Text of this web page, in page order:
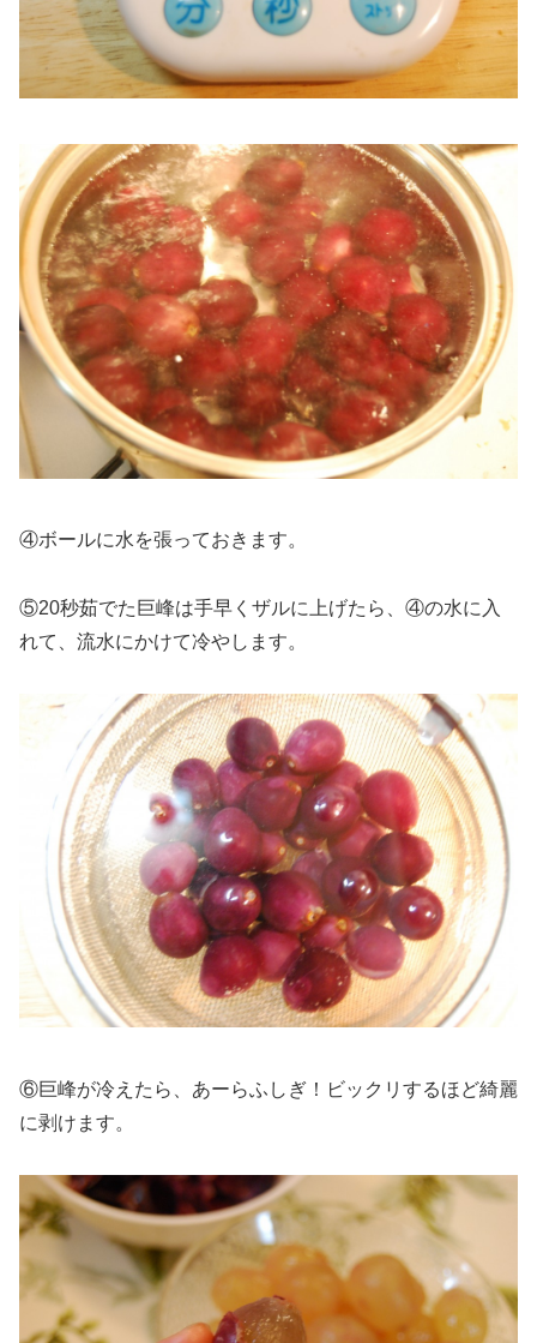
④ボールに水を張っておきます。
⑤20秒茹でた巨峰は手早くザルに上げたら、④の水に入
れて、流水にかけて冷やします。
⑥巨峰が冷えたら、あーらふしぎ！ビックリするほど綺麗
に剥けます。